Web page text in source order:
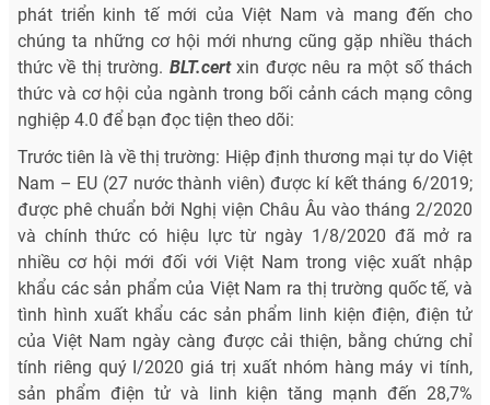
phát triển kinh tế mới của Việt Nam và mang đến cho
chúng ta những cơ hội mới nhưng cũng gặp nhiều thách
thức về thị trường. BLT.certxin được nêu ra một số thách
thức và cơ hội của ngành trong bối cảnh cách mạng công
nghiệp 4.0 để bạn đọc tiện theo dõi:
Trước tiên là về thị trường: Hiệp định thương mại tự do Việt
Nam – EU (27 nước thành viên) được kí kết tháng 6/2019;
được phê chuẩn bởi Nghị viện Châu Âu vào tháng 2/2020
và chính thức có hiệu lực từ ngày 1/8/2020 đã mở ra
nhiều cơ hội mới đối với Việt Nam trong việc xuất nhập
khẩu các sản phẩm của Việt Nam ra thị trường quốc tế, và
tình hình xuất khẩu các sản phẩm linh kiện điện, điện tử
của Việt Nam ngày càng được cải thiện, bằng chứng chỉ
tính riêng quý I/2020 giá trị xuất nhóm hàng máy vi tính,
sản phẩm điện tử và linh kiện tăng mạnh đến 28,7%